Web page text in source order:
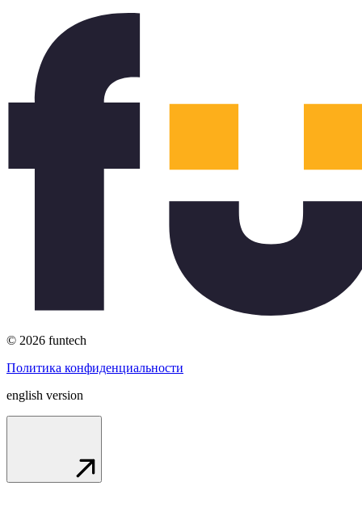
© 2026 funtech
Политика конфиденциальности
english version